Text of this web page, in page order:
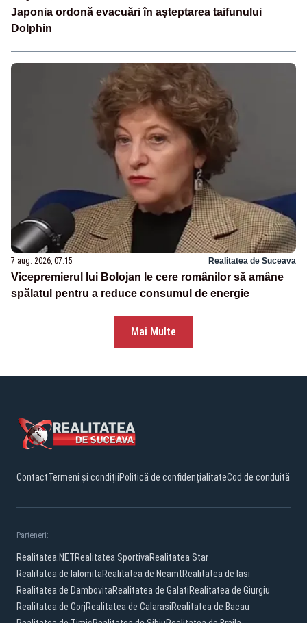
Japonia ordonă evacuări în așteptarea taifunului
Dolphin
7 aug. 2026, 07:15 Realitatea de Suceava
Vicepremierul lui Bolojan le cere românilor să amâne
spălatul pentru a reduce consumul de energie
Mai Multe
ContactTermeni și condițiiPolitică de confidențialitateCod de conduită
Parteneri:
Realitatea.NETRealitatea SportivaRealitatea Star
Realitatea de IalomitaRealitatea de NeamtRealitatea de Iasi
Realitatea de DambovitaRealitatea de GalatiRealitatea de Giurgiu
Realitatea de GorjRealitatea de CalarasiRealitatea de Bacau